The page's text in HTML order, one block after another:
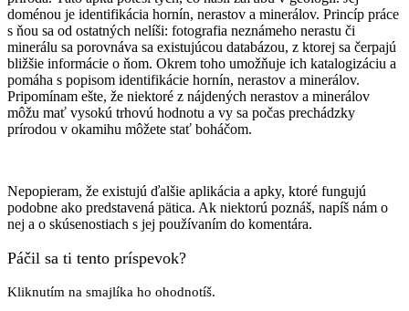
doménou je identifikácia hornín, nerastov a minerálov. Princíp práce
s ňou sa od ostatných nelíši: fotografia neznámeho nerastu či
minerálu sa porovnáva sa existujúcou databázou, z ktorej sa čerpajú
bližšie informácie o ňom. Okrem toho umožňuje ich katalogizáciu a
pomáha s popisom identifikácie hornín, nerastov a minerálov.
Pripomínam ešte, že niektoré z nájdených nerastov a minerálov
môžu mať vysokú trhovú hodnotu a vy sa počas prechádzky
prírodou v okamihu môžete stať boháčom.
Nepopieram, že existujú ďalšie aplikácia a apky, ktoré fungujú
podobne ako predstavená pätica. Ak niektorú poznáš, napíš nám o
nej a o skúsenostiach s jej používaním do komentára.
Páčil sa ti tento príspevok?
Kliknutím na smajlíka ho ohodnotíš.